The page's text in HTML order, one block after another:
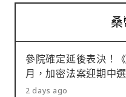
參院確定延後表決！
月，加密法案迎期中
2 days ago